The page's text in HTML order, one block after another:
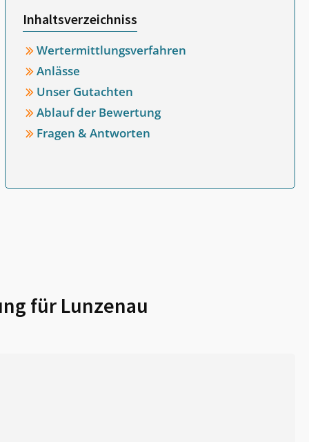
Inhaltsverzeichniss
Wertermittlungsverfahren
Anlässe
Unser Gutachten
Ablauf der Bewertung
Fragen & Antworten
für Lunzenau